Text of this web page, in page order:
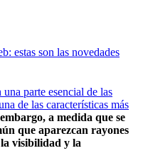
estas son las novedades
parte esencial de las
de las características más
a medida que se
que aparezcan rayones
visibilidad y la